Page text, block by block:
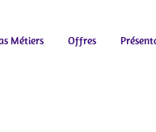
Métiers Offres